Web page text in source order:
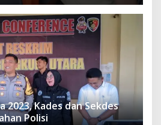
2023, Kades dan Sekdes
Polisi